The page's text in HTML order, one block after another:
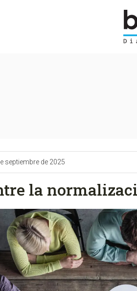
septiembre de 2025
la